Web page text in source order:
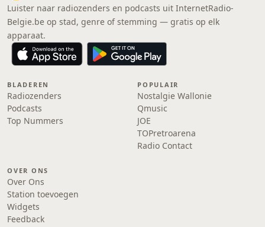
Luister naar radiozenders en podcasts uit InternetRadio-
Belgie.be op stad, genre of stemming — gratis op elk
apparaat.
BLADEREN
Radiozenders
Podcasts
Top Nummers
POPULAIR
Nostalgie Wallonie
Qmusic
JOE
TOPretroarena
Radio Contact
OVER ONS
Over Ons
Station toevoegen
Widgets
Feedback